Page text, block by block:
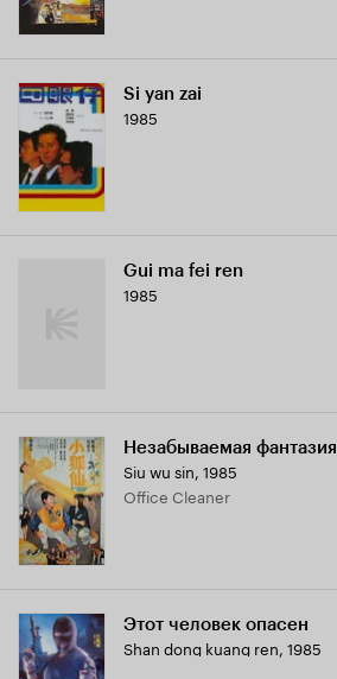
Si yan zai
1985
Gui ma fei ren
1985
Незабываемая фантазия
Siu wu sin, 1985
Office Cleaner
Этот человек опасен
Shan dong kuang ren, 1985